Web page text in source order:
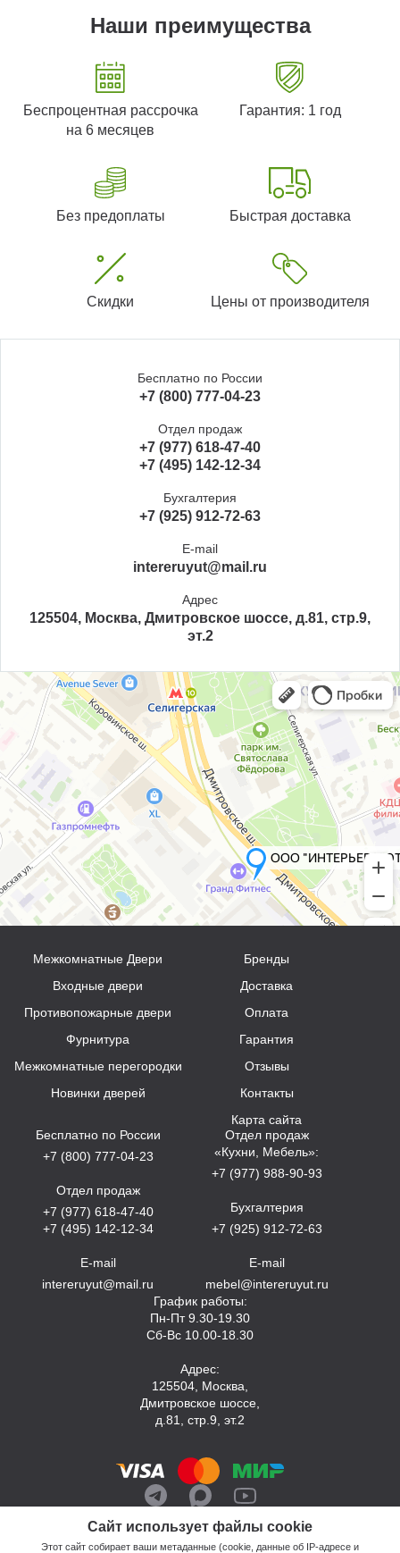
Наши преимущества
Беспроцентная рассрочка
на 6 месяцев
Гарантия: 1 год
Без предоплаты Быстрая доставка
Скидки Цены от производителя
Бесплатно по России
+7 (800) 777-04-23
Отдел продаж
+7 (977) 618-47-40
+7 (495) 142-12-34
Бухгалтерия
+7 (925) 912-72-63
E-mail
intereruyut@mail.ru
Адрес
125504, Москва, Дмитровское шоссе, д.81, стр.9,
эт.2
Сайт использует файлы cookie
Этот сайт собирает ваши метаданные (cookie, данные об IP-адресе и
Межкомнатные Двери
Входные двери
Противопожарные двери
Фурнитура
Межкомнатные перегородки
Новинки дверей
Бренды
Доставка
Оплата
Гарантия
Отзывы
Контакты
Карта сайта
Бесплатно по России
+7 (800) 777-04-23
Отдел продаж
+7 (977) 618-47-40
+7 (495) 142-12-34
E-mail
intereruyut@mail.ru
Отдел продаж
«Кухни, Мебель»:
+7 (977) 988-90-93
Бухгалтерия
+7 (925) 912-72-63
E-mail
mebel@intereruyut.ru
График работы:
Пн-Пт 9.30-19.30
Сб-Вс 10.00-18.30
Адрес:
125504, Москва,
Дмитровское шоссе,
д.81, стр.9, эт.2